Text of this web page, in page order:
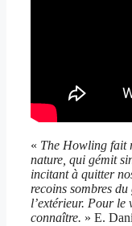
« The Howling fait
nature, qui gémit
incitant à quitter
recoins sombres
l’extérieur. Pour
connaître. » E.